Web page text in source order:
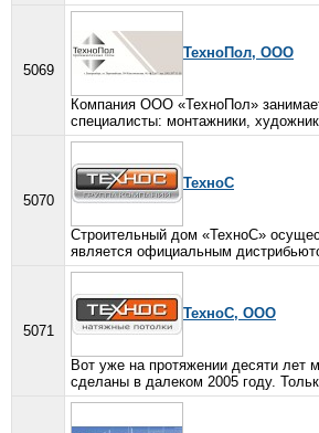
5069
ТехноПол, ООО
Компания ООО «ТехноПол»
специалисты: монтажники,
5070
ТехноС
Строительный дом «ТехноС»
является официальным
5071
ТехноС, ООО
Вот уже на протяжении десяти лет
сделаны в далеком 2005 году.